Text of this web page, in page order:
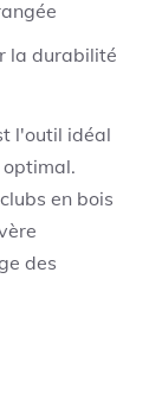
la durabilité
l'outil idéal
en bois
des